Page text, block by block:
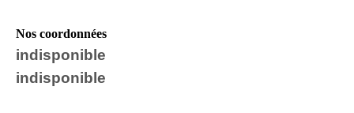
Nos coordonnées
indisponible
indisponible